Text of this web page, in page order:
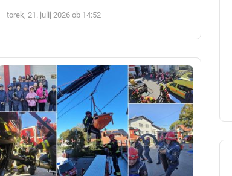
torek, 21. julij 2026 ob 14:52